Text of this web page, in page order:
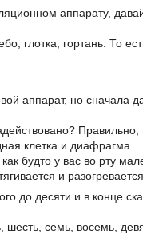
аппарату,
глотка, гортань. То
аппарат, но сначала
Правильно,
клетка и диафрагма.
будто у вас во рту
и разогревается.
до десяти и в конце
семь, восемь,